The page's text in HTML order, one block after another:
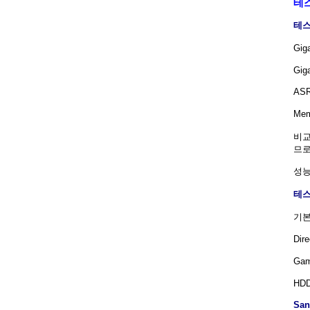
테
테
비
므
성
테
기